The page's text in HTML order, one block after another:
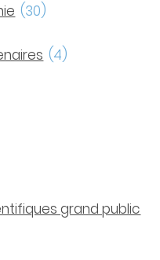
(30)
(4)
grand public